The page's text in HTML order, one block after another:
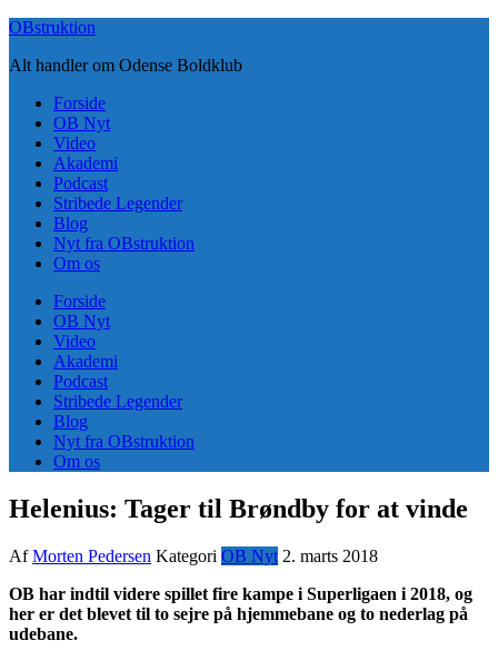
Skip
content
OBstruktion
Alt handler om Odense Boldklub
Forside
OB Nyt
Video
Akademi
Podcast
Stribede Legender
Blog
Nyt fra OBstruktion
Om os
Forside
OB Nyt
Video
Akademi
Podcast
Stribede Legender
Blog
Nyt fra OBstruktion
Om os
Helenius: Tager til Brøndby for at vinde
AfMorten Pedersen Kategori OB Nyt 2. marts 2018
OB har indtil videre spillet fire kampe i Superligaen i 2018, og
her er det blevet til to sejre på hjemmebane og to nederlag på
udebane.